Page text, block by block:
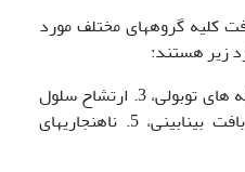
کلیه گروه­های مختلف مورد
زیر هستند:
نکروزتوبولی، 2. اتساع لوله های توبولی، 3. ارتشاح سلول
های التهابی، 4. فیبروز بافت بینابینی، 5. ناهنجاری­های